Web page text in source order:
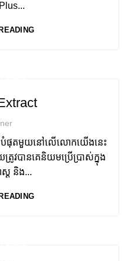
បំផុតមួយនៅលើលោកយើងនេះ
រូវបានគេនិយមប្រើប្រាស់ក្នុង
ត និង...